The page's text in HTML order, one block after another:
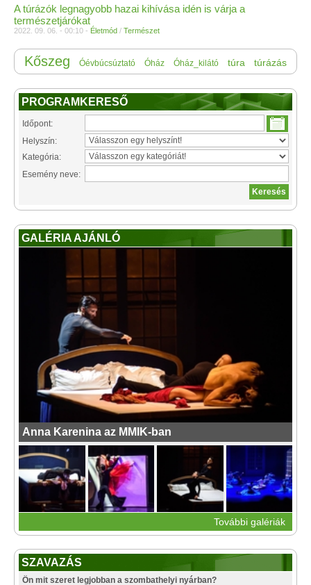
A túrázók legnagyobb hazai kihívása idén is várja a
természetjárókat
2022. 09. 06. - 00:10 - Életmód / Természet
Kőszeg Óévbúcsúztató Óház Óház_kilátó túra túrázás
PROGRAMKERESŐ
Időpont:
Helyszín:
Kategória:
Esemény neve:
GALÉRIA AJÁNLÓ
Anna Karenina az MMIK-ban
További galériák
SZAVAZÁS
Ön mit szeret legjobban a szombathelyi nyárban?